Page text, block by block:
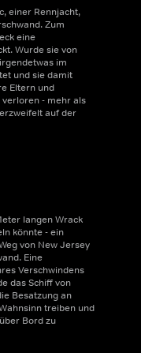
einer Rennjacht,
Zum
eine
Wurde sie von
im
und sie damit
Eltern und
- mehr als
auf der
langen Wrack
könnte - ein
von New Jersey
Eine
Verschwindens
das Schiff von
Besatzung an
treiben und
Bord zu